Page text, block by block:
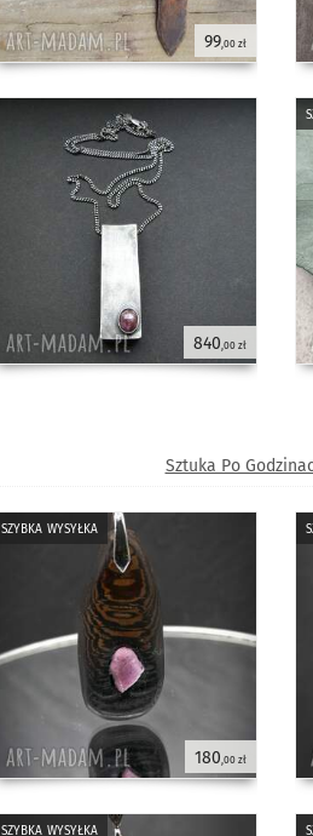
99,00 zł
840,00 zł
Sztuka Po
szybka wysyłka
180,00 zł
szybka wysyłka